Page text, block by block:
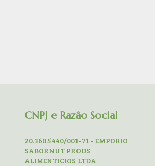
CNPJ e Razão Social
20.360.5440/001-71 - EMPORIO
SABORNUT PRODS
ALIMENTICIOS LTDA